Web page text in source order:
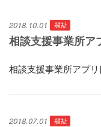
2018.10.01 福祉
相談支援事業所ア
相談支援事業所アプ
2018.07.01 福祉